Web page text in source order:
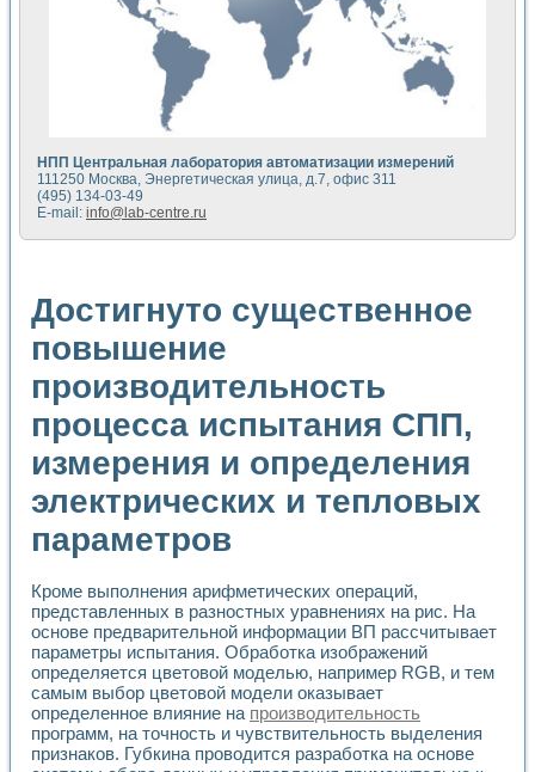
Автоматизированная установка по измерению временных
Автоматизированный лабораторный комплекс на базе
Визуализация моделирования и оптимизации тепловой
Виртуальный прибор для исследования функциональных
Исследование возможности создания экономичного
Исследование кинетики движения макрочастиц в
Метод прогнозирования свойств дисперсных продуктов
Недорогая система управления сверхпроводящим
Применение технологий NI в курсе экспериментальной
Расчет переноса аэрозоля и выпадения осадка в
Применение NI VISION для геометрического анализа в
Система температурной стабилизации
Управление движением с помощью программно -
Определение параметров всплывающих газовых
Система управления асинхронным тиристорным
Лазерный профилометр
Применение средств NATIONAL INSTRUMENTS для
Разработка автоматизированного стенда для
Высокочувствительные оптоэлектронные
Установка для измерения диэлектрических свойств
Исследование кинетики зарождения и развития
Лабораторный электрический импедансный томограф на
Микрозондовая система для характеризации
Метод траекторий в исследовании
Промышленная автоматизация
Автоматизация технологических процессов получения
Использование систем технического зрения для контроля
Исследование электромагнитных переходных процессов
Применение LabVIEW при разработке обучающих
Разработка виртуальных тренажеров путем
НПП Центральная лаборатория автоматизации измерений
111250 Москва, Энергетическая улица, д.7, офис 311
(495) 134-03-49
E-mail: info@lab-centre.ru
Достигнуто существенное
повышение
производительность
процесса испытания СПП,
измерения и определения
электрических и тепловых
параметров
Кроме выполнения арифметических операций,
представленных в разностных уравнениях на рис. На
основе предварительной информации ВП рассчитывает
параметры испытания. Обработка изображений
определяется цветовой моделью, например RGB, и тем
самым выбор цветовой модели оказывает
определенное влияние на производительность
программ, на точность и чувствительность выделения
признаков. Губкина проводится разработка на основе